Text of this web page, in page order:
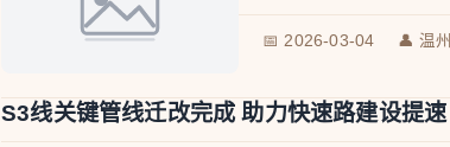
📅 2026-03-04 👤 温
S3线关键管线迁改完成 助力快速路建设提速